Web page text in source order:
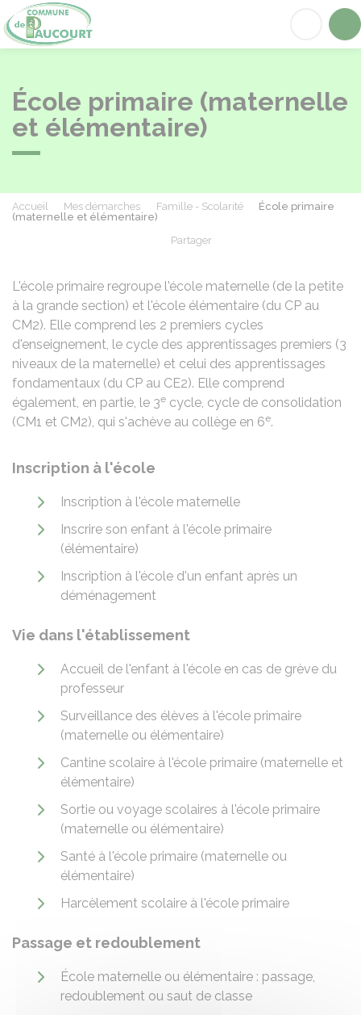
École primaire (maternelle
et élémentaire)
Accueil Mes démarches Famille - Scolarité
École primaire
(maternelle et élémentaire)
Partager
L'école primaire regroupe l'école maternelle (de la petite
à la grande section) et l'école élémentaire (du CP au
CM2). Elle comprend les 2 premiers cycles
d'enseignement, le cycle des apprentissages premiers (3
niveaux de la maternelle) et celui des apprentissages
fondamentaux (du CP au CE2). Elle comprend
également, en partie, le 3e cycle, cycle de consolidation
(CM1 et CM2), qui s'achève au collège en 6e.
Inscription à l'école
Inscription à l'école maternelle
Inscrire son enfant à l'école primaire
(élémentaire)
Inscription à l'école d'un enfant après un
déménagement
Vie dans l'établissement
Accueil de l'enfant à l'école en cas de grève du
professeur
Surveillance des élèves à l'école primaire
(maternelle ou élémentaire)
Cantine scolaire à l'école primaire (maternelle et
élémentaire)
Sortie ou voyage scolaires à l'école primaire
(maternelle ou élémentaire)
Santé à l'école primaire (maternelle ou
élémentaire)
Harcèlement scolaire à l'école primaire
Passage et redoublement
École maternelle ou élémentaire : passage,
redoublement ou saut de classe